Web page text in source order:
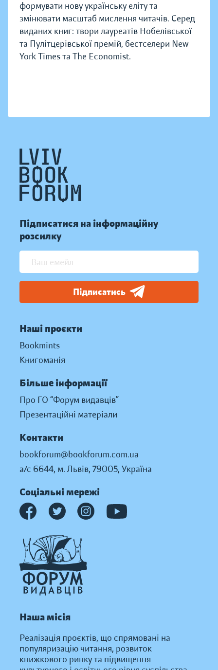
формувати нову українську еліту та
змінювати масштаб мислення читачів. Серед
виданих книг: твори лауреатів Нобелівської
та Пулітцерівської премій, бестселери New
York Times та The Economist.
Підписатися на інформаційну
розсилку
Підписатись
Наші проєкти
Bookmints
Книгоманія
Більше інформації
Про ГО “Форум видавців”
Презентаційні матеріали
Контакти
bookforum@bookforum.com.ua
а/с 6644, м. Львів, 79005, Україна
Соціальні мережі
Наша місія
Реалізація проєктів, що спрямовані на
популяризацію читання, розвиток
книжкового ринку та підвищення